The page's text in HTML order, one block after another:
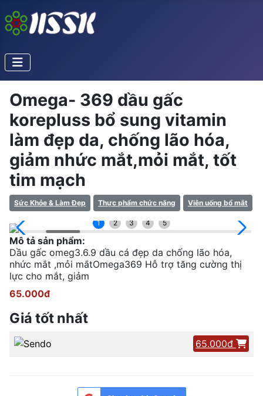
Omega- 369 dầu gấc
korepluss bổ sung vitamin
làm đẹp da, chống lão hóa,
giảm nhức mắt,mỏi mắt, tốt
tim mạch
Sức Khỏe & Làm Đẹp Thực phẩm chức năng Viên uống bổ mắt
1 2 3 4 5
Mô tả sản phẩm:
Dầu gấc omeg3.6.9 dầu cá đẹp da chống lão hóa,
nhức mắt ,mỏi mắtOmega369 Hỗ trợ tăng cường thị
lực cho mắt, giảm
65.000đ
Giá tốt nhất
65.000đ